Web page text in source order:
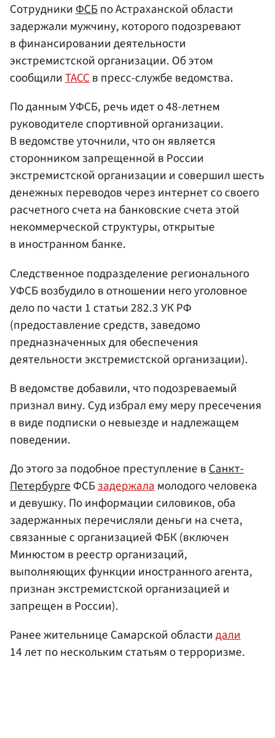
СотрудникиФСБпо Астраханской области
задержали мужчину, которого подозревают
в финансировании деятельности
экстремистской организации. Об этом
сообщилиТАССв пресс-службе ведомства.
По данным УФСБ, речь идет о 48-летнем
руководителе спортивной организации.
В ведомстве уточнили, что он является
сторонником запрещенной в России
экстремистской организации и совершил шесть
денежных переводов через интернет со своего
расчетного счета на банковские счета этой
некоммерческой структуры, открытые
в иностранном банке.
Следственное подразделение регионального
УФСБ возбудило в отношении него уголовное
дело по части 1 статьи 282.3 УК РФ
(предоставление средств, заведомо
предназначенных для обеспечения
деятельности экстремистской организации).
В ведомстве добавили, что подозреваемый
признал вину. Суд избрал ему меру пресечения
в виде подписки о невыезде и надлежащем
поведении.
До этого за подобное преступление вСанкт-
ПетербургеФСБзадержаламолодого человека
и девушку. По информации силовиков, оба
задержанных перечисляли деньги на счета,
связанные с организацией ФБК (включен
Минюстом в реестр организаций,
выполняющих функции иностранного агента,
признан экстремистской организацией и
запрещен в России).
Ранее жительнице Самарской областидали
14 лет по нескольким статьям о терроризме.